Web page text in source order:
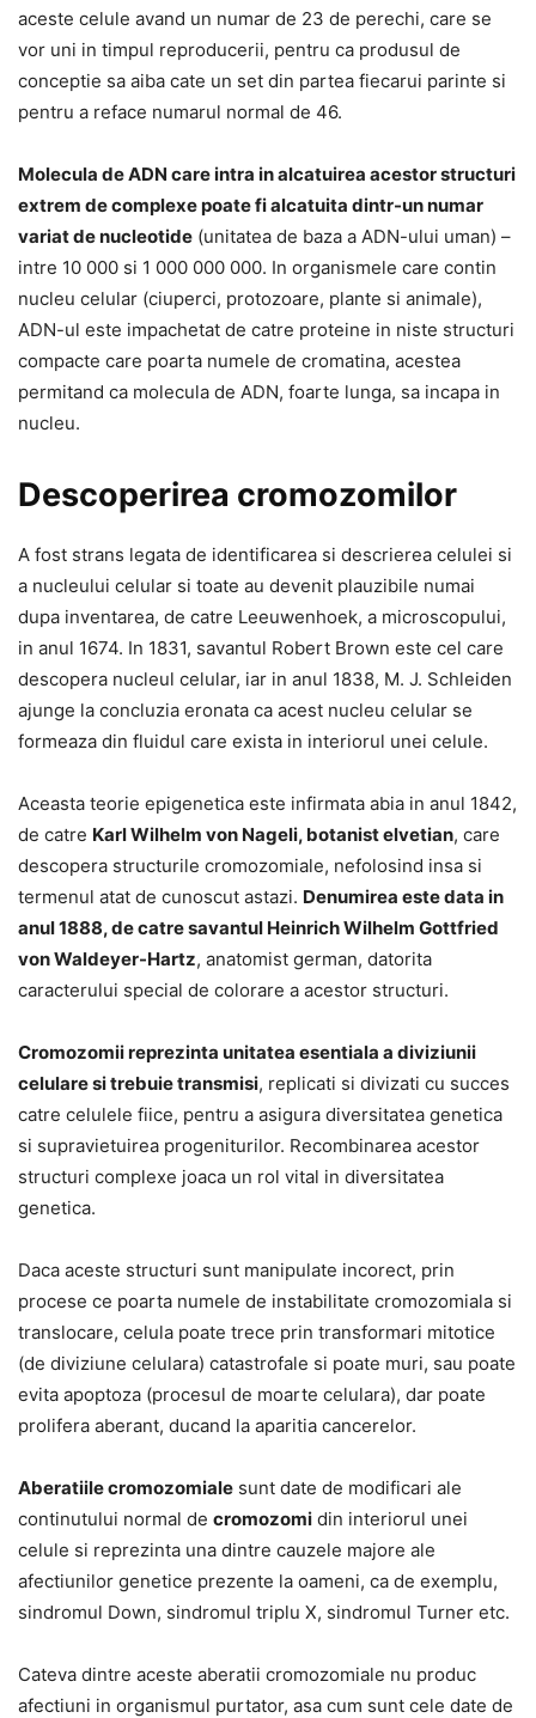
aceste celule avand un numar de 23 de perechi, care se
vor uni in timpul reproducerii, pentru ca produsul de
conceptie sa aiba cate un set din partea fiecarui parinte si
pentru a reface numarul normal de 46.
Molecula de ADN care intra in alcatuirea acestor structuri
extrem de complexe poate fi alcatuita dintr-un numar
variat de nucleotide (unitatea de baza a ADN-ului uman) –
intre 10 000 si 1 000 000 000. In organismele care contin
nucleu celular (ciuperci, protozoare, plante si animale),
ADN-ul este impachetat de catre proteine in niste structuri
compacte care poarta numele de cromatina, acestea
permitand ca molecula de ADN, foarte lunga, sa incapa in
nucleu.
Descoperirea cromozomilor
A fost strans legata de identificarea si descrierea celulei si
a nucleului celular si toate au devenit plauzibile numai
dupa inventarea, de catre Leeuwenhoek, a microscopului,
in anul 1674. In 1831, savantul Robert Brown este cel care
descopera nucleul celular, iar in anul 1838, M. J. Schleiden
ajunge la concluzia eronata ca acest nucleu celular se
formeaza din fluidul care exista in interiorul unei celule.
Aceasta teorie epigenetica este infirmata abia in anul 1842,
de catre Karl Wilhelm von Nageli, botanist elvetian, care
descopera structurile cromozomiale, nefolosind insa si
termenul atat de cunoscut astazi. Denumirea este data in
anul 1888, de catre savantul Heinrich Wilhelm Gottfried
von Waldeyer-Hartz, anatomist german, datorita
caracterului special de colorare a acestor structuri.
Cromozomii reprezinta unitatea esentiala a diviziunii
celulare si trebuie transmisi, replicati si divizati cu succes
catre celulele fiice, pentru a asigura diversitatea genetica
si supravietuirea progeniturilor. Recombinarea acestor
structuri complexe joaca un rol vital in diversitatea
genetica.
Daca aceste structuri sunt manipulate incorect, prin
procese ce poarta numele de instabilitate cromozomiala si
translocare, celula poate trece prin transformari mitotice
(de diviziune celulara) catastrofale si poate muri, sau poate
evita apoptoza (procesul de moarte celulara), dar poate
prolifera aberant, ducand la aparitia cancerelor.
Aberatiile cromozomiale sunt date de modificari ale
continutului normal de cromozomi din interiorul unei
celule si reprezinta una dintre cauzele majore ale
afectiunilor genetice prezente la oameni, ca de exemplu,
sindromul Down, sindromul triplu X, sindromul Turner etc.
Cateva dintre aceste aberatii cromozomiale nu produc
afectiuni in organismul purtator, asa cum sunt cele date de